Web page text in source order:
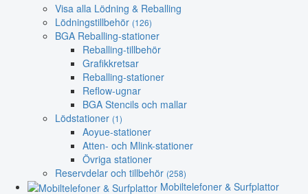
Visa alla Lödning & Reballing
Lödningstillbehör (126)
BGA Reballing-stationer
Reballing-tillbehör
Grafikkretsar
Reballing-stationer
Reflow-ugnar
BGA Stencils och mallar
Lödstationer (1)
Aoyue-stationer
Atten- och Mlink-stationer
Övriga stationer
Reservdelar och tillbehör (258)
Mobiltelefoner & Surfplattor